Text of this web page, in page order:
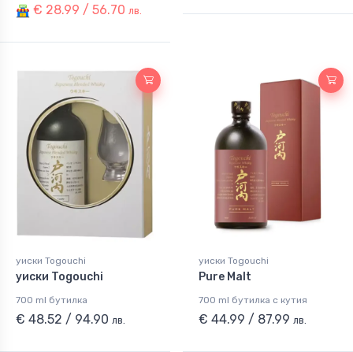
€ 28.99 / 56.70 лв.
уиски Togouchi
уиски Togouchi
700 ml бутилка
€ 48.52 / 94.90 лв.
уиски Togouchi
Pure Malt
700 ml бутилка с кутия
€ 44.99 / 87.99 лв.